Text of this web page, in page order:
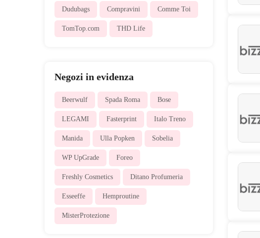
Dudubags Compravini Comme Toi
TomTop.com THD Life
Negozi in evidenza
Beerwulf Spada Roma Bose
LEGAMI Fasterprint Italo Treno
Manida Ulla Popken Sobelia
WP UpGrade Foreo
Freshly Cosmetics Ditano Profumeria
Esseeffe Hemproutine
MisterProtezione